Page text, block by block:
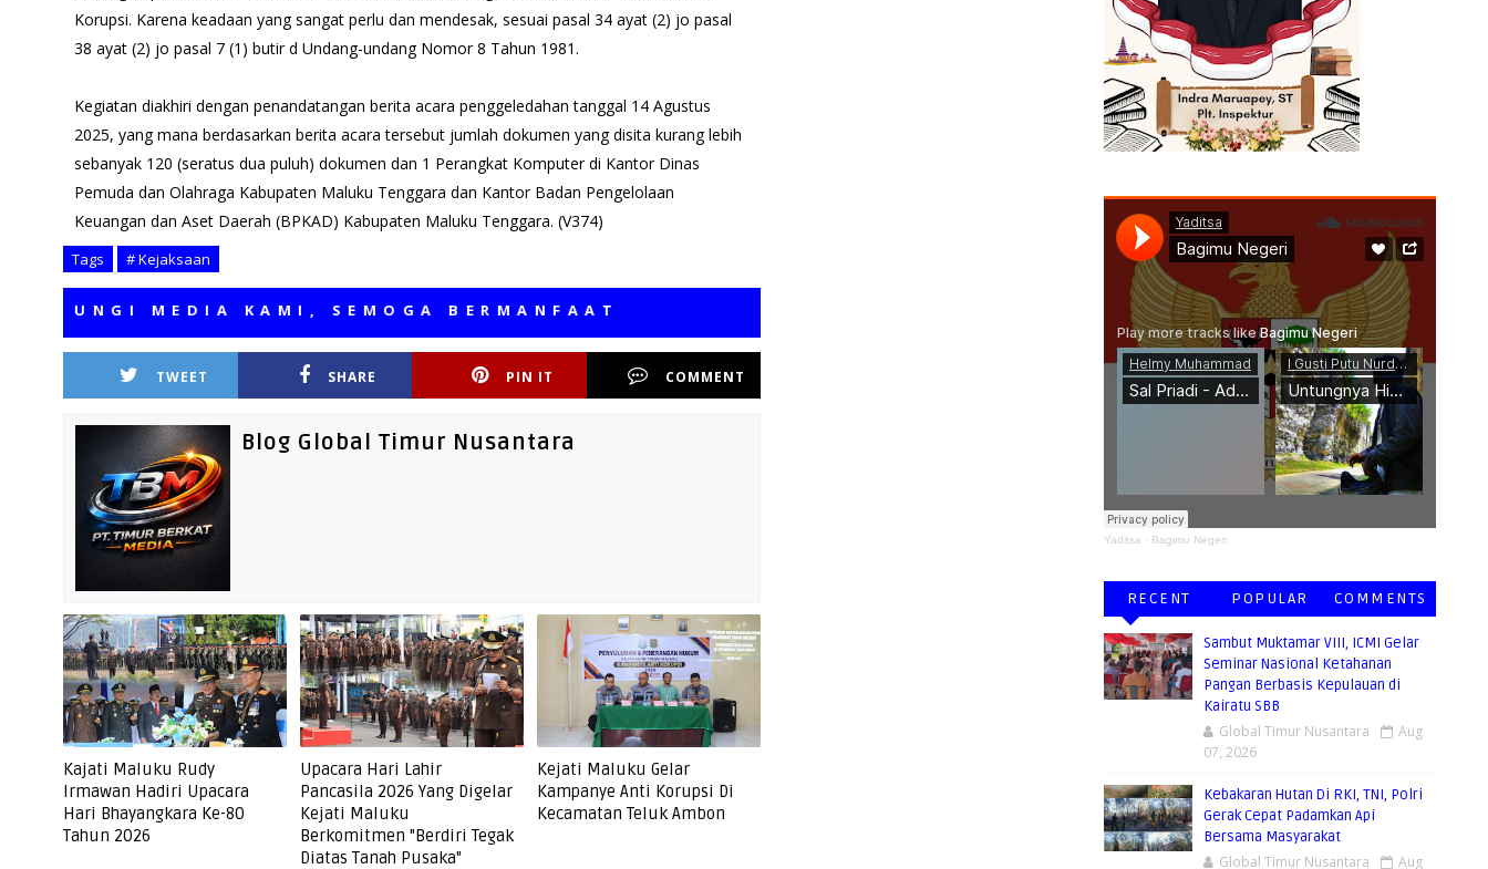
Korupsi. Karena keadaan yang sangat perlu dan mendesak, sesuai pasal 34 ayat (2) jo pasal
38 ayat (2) jo pasal 7 (1) butir d Undang-undang Nomor 8 Tahun 1981.
Kegiatan diakhiri dengan penandatangan berita acara penggeledahan tanggal 14 Agustus
2025, yang mana berdasarkan berita acara tersebut jumlah dokumen yang disita kurang lebih
sebanyak 120 (seratus dua puluh) dokumen dan 1 Perangkat Komputer di Kantor Dinas
Pemuda dan Olahraga Kabupaten Maluku Tenggara dan Kantor Badan Pengelolaan
Keuangan dan Aset Daerah (BPKAD) Kabupaten Maluku Tenggara. (V374)
Tags # Kejaksaan
MEDIA KAMI, SEMOGA BERMANFAAT
TWEET SHARE PIN IT COMMENT
Blog Global Timur Nusantara
Kajati Maluku Rudy
Irmawan Hadiri Upacara
Hari Bhayangkara Ke-80
Tahun 2026
Upacara Hari Lahir
Pancasila 2026 Yang Digelar
Kejati Maluku
Berkomitmen "Berdiri Tegak
Diatas Tanah Pusaka"
Kejati Maluku Gelar
Kampanye Anti Korupsi Di
Kecamatan Teluk Ambon
Yaditsa · Bagimu Negeri
RECENT POPULAR COMMENTS
Sambut Muktamar VIII, ICMI Gelar
Seminar Nasional Ketahanan
Pangan Berbasis Kepulauan di
Kairatu SBB
Global Timur Nusantara
Aug
07, 2026
Kebakaran Hutan Di RKI, TNI, Polri
Gerak Cepat Padamkan Api
Bersama Masyarakat
Global Timur Nusantara Aug